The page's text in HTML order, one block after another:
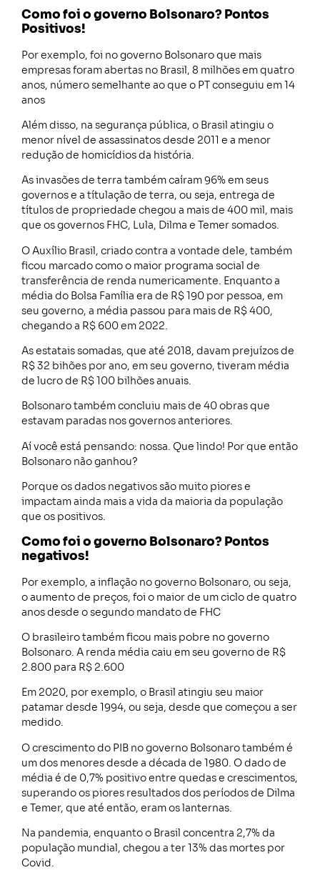
Como foi o governo Bolsonaro? Pontos
Positivos!
Por exemplo, foi no governo Bolsonaro que mais
empresas foram abertas no Brasil, 8 milhões em quatro
anos, número semelhante ao que o PT conseguiu em 14
anos
Além disso, na segurança pública, o Brasil atingiu o
menor nível de assassinatos desde 2011 e a menor
redução de homicídios da história.
As invasões de terra também caíram 96% em seus
governos e a títulação de terra, ou seja, entrega de
títulos de propriedade chegou a mais de 400 mil, mais
que os governos FHC, Lula, Dilma e Temer somados.
O Auxílio Brasil, criado contra a vontade dele, também
ficou marcado como o maior programa social de
transferência de renda numericamente. Enquanto a
média do Bolsa Família era de R$ 190 por pessoa, em
seu governo, a média passou para mais de R$ 400,
chegando a R$ 600 em 2022.
As estatais somadas, que até 2018, davam prejuízos de
R$ 32 bihões por ano, em seu governo, tiveram média
de lucro de R$ 100 bilhões anuais.
Bolsonaro também concluiu mais de 40 obras que
estavam paradas nos governos anteriores.
Aí você está pensando: nossa. Que lindo! Por que então
Bolsonaro não ganhou?
Porque os dados negativos são muito piores e
impactam ainda mais a vida da maioria da população
que os positivos.
Como foi o governo Bolsonaro? Pontos
negativos!
Por exemplo, a inflação no governo Bolsonaro, ou seja,
o aumento de preços, foi o maior de um ciclo de quatro
anos desde o segundo mandato de FHC
O brasileiro também ficou mais pobre no governo
Bolsonaro. A renda média caiu em seu governo de R$
2.800 para R$ 2.600
Em 2020, por exemplo, o Brasil atingiu seu maior
patamar desde 1994, ou seja, desde que começou a ser
medido.
O crescimento do PIB no governo Bolsonaro também é
um dos menores desde a década de 1980. O dado de
média é de 0,7% positivo entre quedas e crescimentos,
superando os piores resultados dos períodos de Dilma
e Temer, que até então, eram os lanternas.
Na pandemia, enquanto o Brasil concentra 2,7% da
população mundial, chegou a ter 13% das mortes por
Covid.